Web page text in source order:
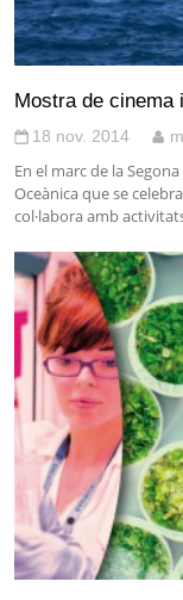
Mostra de
18 nov. 2014
En el marc de la
Oceànica que se
col·labora amb